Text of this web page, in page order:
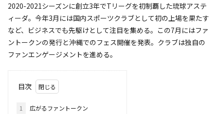
2020-2021シーズンに創立3年でTリーグを初制覇した琉球アステ
ィーダ。今年3月には国内スポーツクラブとして初の上場を果たす
など、ビジネスでも先駆けとして注目を集める。この7月にはファ
ントークンの発行と沖縄でのフェス開催を発表。クラブは独自の
ファンエンゲージメントを進める。
目次
1
広がるファントークン